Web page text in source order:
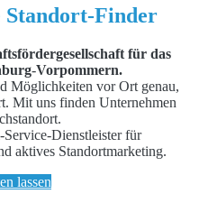
Finder
für das
‑Vorpom­mern.
Möglichkeiten vor Ort genau,
Mit uns finden Unter­nehmen
Dienstleister für
aktives Standortmarketing.
lassen